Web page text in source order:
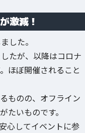
激減！
した。
たが、以降はコロナ
。ほぼ開催されること
ものの、オフライン
たいものです。
心してイベントに参